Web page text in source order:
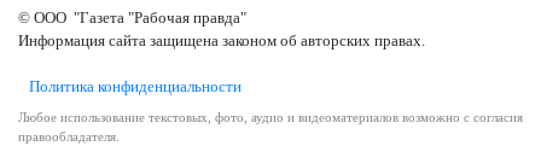
© ООО "Газета "Рабочая правда"
Информация сайта защищена законом об авторских правах.
Политика конфиденциальности
Любое использование текстовых, фото, аудио и видеоматериалов возможно с согласия
правообладателя.